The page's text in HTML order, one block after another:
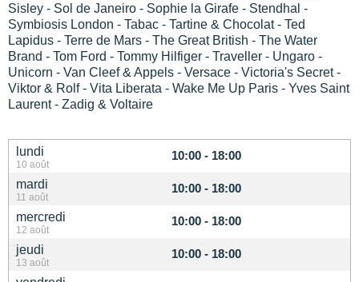
lundi
10 août
10:00 - 18:00
mardi
11 août
10:00 - 18:00
mercredi
12 août
10:00 - 18:00
jeudi
13 août
10:00 - 18:00
Sisley - Sol de Janeiro - Sophie la Girafe - Stendhal -
Symbiosis London - Tabac - Tartine & Chocolat - Ted
Lapidus - Terre de Mars - The Great British - The Water
Brand - Tom Ford - Tommy Hilfiger - Traveller - Ungaro -
Unicorn - Van Cleef & Appels - Versace - Victoria's Secret -
Viktor & Rolf - Vita Liberata - Wake Me Up Paris - Yves Saint
Laurent - Zadig & Voltaire